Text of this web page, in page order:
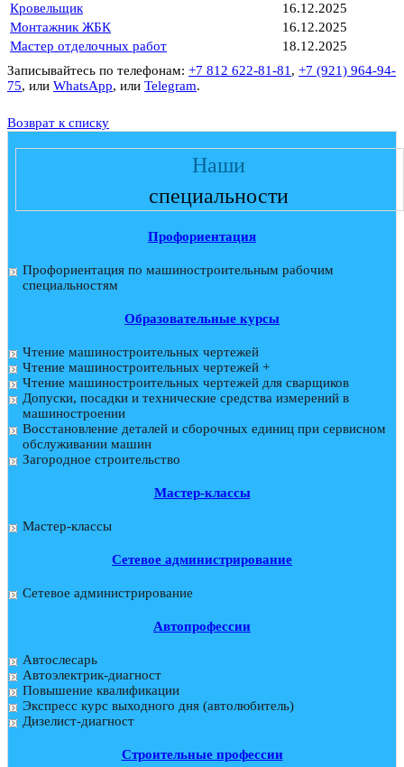
Кровельщик
16.12.2025
Монтажник ЖБК
16.12.2025
Мастер отделочных работ
18.12.2025
Записывайтесь по телефонам: +7 812 622-81-81, +7 (921) 964-94-
75, или WhatsApp, или Telegram.
Возврат к списку
Наши
специальности
Профориентация
Профориентация по машиностроительным рабочим
специальностям
Образовательные курсы
Чтение машиностроительных чертежей
Чтение машиностроительных чертежей +
Чтение машиностроительных чертежей для сварщиков
Допуски, посадки и технические средства измерений в
машиностроении
Восстановление деталей и сборочных единиц при сервисном
обслуживании машин
Загородное строительство
Мастер-классы
Мастер-классы
Сетевое администрирование
Сетевое администрирование
Автопрофессии
Автослесарь
Автоэлектрик-диагност
Повышение квалификации
Экспресс курс выходного дня (автолюбитель)
Дизелист-диагност
Строительные профессии